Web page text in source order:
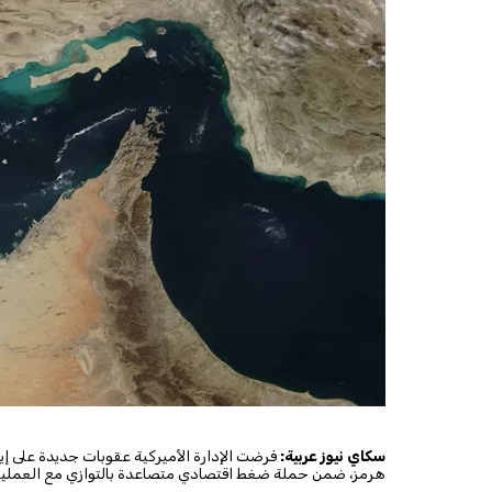
سكاي نيوز عربية: فرضت الإدارة الأميركية عقوبات جديدة على
هرمز، ضمن حملة ضغط اقتصادي متصاعدة بالتوازي مع